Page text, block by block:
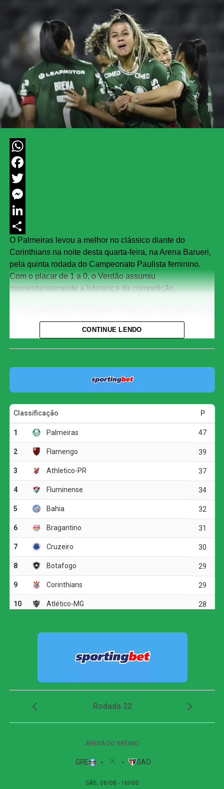
WhatsApp
Facebook
Twitter
Messenger
LinkedIn
Share
O Palmeiras levou a melhor no clássico diante do
Corinthians na noite desta quarta-feira, na Arena Barueri,
pela quinta rodada do Campeonato Paulista feminino.
Com o placar de 1 a 0, o Verdão assumiu
momentaneamente a liderança da competição.
a mais que a Ferroviária, segunda colocada. As
Guerreiras Grenás, no entanto, ainda jogam nesta quarta-
posição, com sete pontos.
O primeiro tempo foi truncado e marcado por muitas
faltas, mas o Palmeiras conseguiu abrir o placar nos
acréscimos. Aos 50 minutos, Giovanna Campiolo subiu
mais alto que a marcação e completou cruzamento de
cabeça para o fundo das redes. Na segunda etapa, o
Verdão administrou a vantagem e segurou o resultado até
o apito final.
Pela sexta rodada do estadual, o Palmeiras enfrenta o
Taubaté no dia 11 de agosto, às 18h, no Joaquinzão. Já o
Corinthians volta a campo no dia 12 de agosto, contra o
Com expulsão polêmica, Santos vence o Remo e
confirma vaga nas quartas da Copa do Brasil
Twitter
Messenger
LinkedIn
CONTINUE LENDO